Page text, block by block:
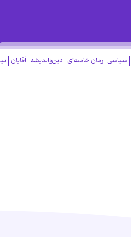
سیاسی زمان خامنه‌ای دین‌واندیشه آقایان